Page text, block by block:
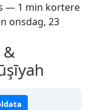
— 1 min kortere
onsdag, 23
&